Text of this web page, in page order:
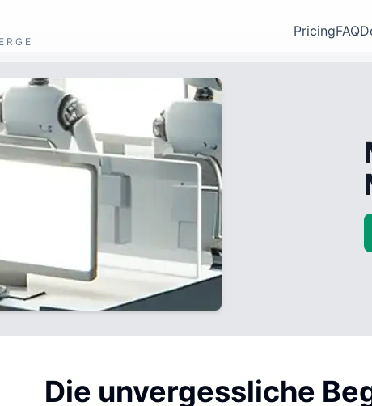
PricingFAQ
Die unvergessliche